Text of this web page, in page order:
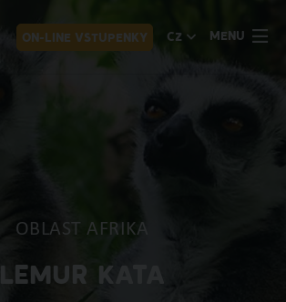
ON-LINE VSTUPENKY CZ MENU
OBLAST AFRIKA
LEMUR KATA